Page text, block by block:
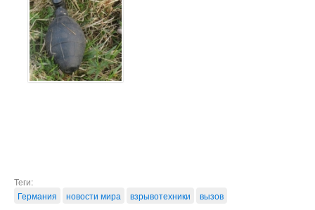
Теги:
Германия
новости мира взрывотехники вызов